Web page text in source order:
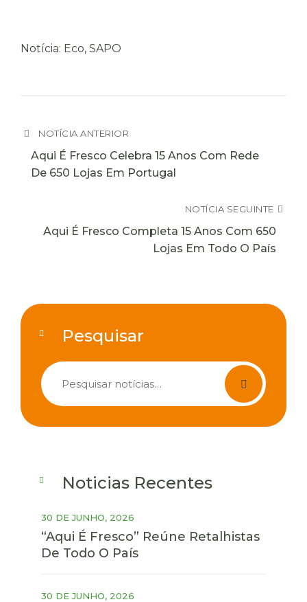
Notícia: Eco, SAPO
NOTÍCIA ANTERIOR
Aqui É Fresco Celebra 15 Anos Com Rede
De 650 Lojas Em Portugal
NOTÍCIA SEGUINTE
Aqui É Fresco Completa 15 Anos Com 650
Lojas Em Todo O País
Pesquisar
Pesquisar
Noticias Recentes
30 DE JUNHO, 2026
“Aqui É Fresco” Reúne Retalhistas
De Todo O País
30 DE JUNHO, 2026